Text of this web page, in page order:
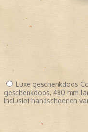
Luxe geschenkdoos
geschenkdoos, 480 mm
Inclusief handschoenen